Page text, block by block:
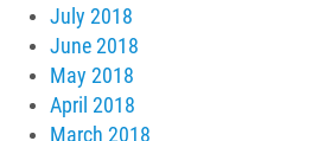
July 2018
June 2018
May 2018
April 2018
March 2018